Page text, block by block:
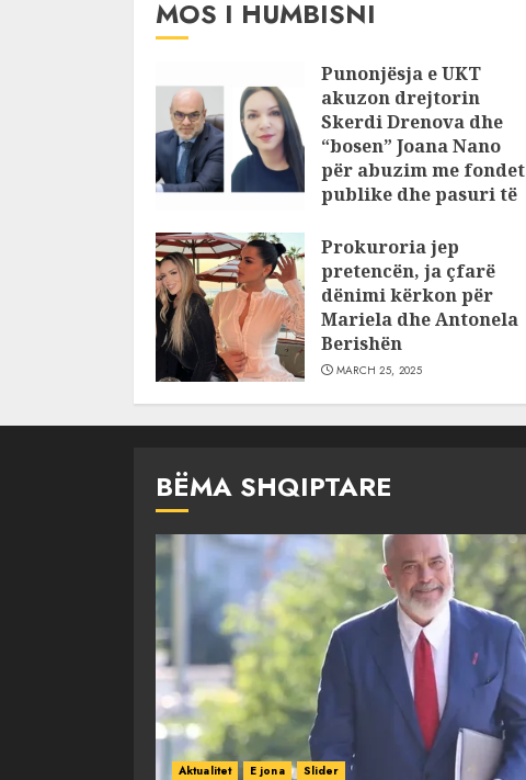
MOS I HUMBISNI
Punonjësja e UKT
akuzon drejtorin
Skerdi Drenova dhe
“bosen” Joana Nano
për abuzim me fondet
publike dhe pasuri të
JULY 24, 2025
Prokuroria jep
pretencën, ja çfarë
dënimi kërkon për
Mariela dhe Antonela
Berishën
MARCH 25, 2025
BËMA SHQIPTARE
Aktualitet E jona Slider